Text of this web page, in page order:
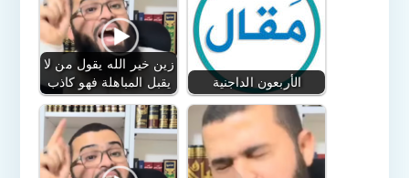
زين خير الله يقول من لا
يقبل المباهلة فهو كاذب
الأربعون الداجنية